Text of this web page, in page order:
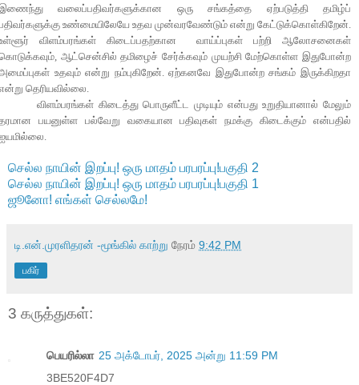
வலைப்பதிவர்களுக்கான ஒரு சங்கத்தை ஏற்படுத்தி தமிழ்ப்
உண்மையிலேயே உதவ முன்வரவேண்டும் என்று கேட்டுக்கொள்கிறேன்.
விளம்பரங்கள் கிடைப்பதற்கான வாய்ப்புகள் பற்றி ஆலோசனைகள்
ஆட்சென்சில் தமிழைச் சேர்க்கவும் முயற்சி மேற்கொள்ள இதுபோன்ற
உதவும் என்று நம்புகிறேன். ஏற்கனவே இதுபோன்ற சங்கம் இருக்கிறதா
தெரியவில்லை.
விளம்பரங்கள் கிடைத்து பொருளீட்ட முடியும் என்பது உறுதியானால் மேலும்
பயனுள்ள பல்வேறு வகையான பதிவுகள் நமக்கு கிடைக்கும் என்பதில்
செல்ல நாயின் இறப்பு! ஒரு மாதம் பரபரப்பு!பகுதி 2
செல்ல நாயின் இறப்பு! ஒரு மாதம் பரபரப்பு!பகுதி 1
ஜூனோ! எங்கள் செல்லமே!
டி.என்.முரளிதரன் -மூங்கில் காற்று நேரம் 9:42 PM
பகிர்
3 கருத்துகள்:
பெயரில்லா 25 அக்டோபர், 2025 அன்று 11:59 PM
3BE520F4D7